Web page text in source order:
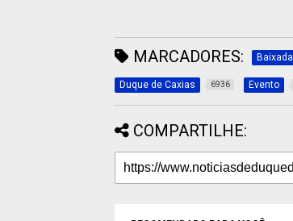
MARCADORES: Baixada
Duque de Caxias 6936 Evento
COMPARTILHE: